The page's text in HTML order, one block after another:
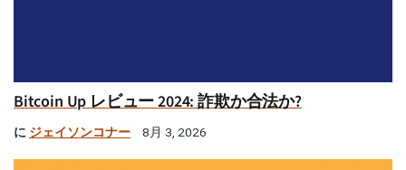
Bitcoin Up レビュー 2024: 詐欺か合法か?
に ジェイソンコナー 8月 3, 2026